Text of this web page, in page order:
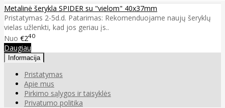
Metalinė šerykla SPIDER su "vielom" 40x37mm
Pristatymas 2-5d.d. Patarimas: Rekomenduojame naujų šeryklų
vielas užlenkti, kad jos geriau įs..
Nuo €240
Daugiau
Informacija
Pristatymas
Apie mus
Pirkimo sąlygos ir taisyklės
Privatumo politika